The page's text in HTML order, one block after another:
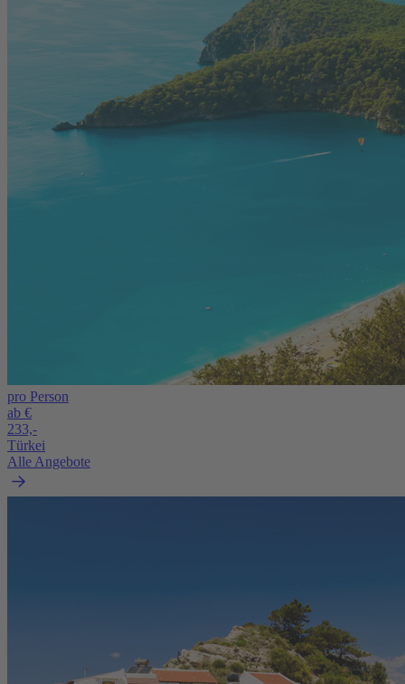
pro Person
ab €
233,-
Türkei
Alle Angebote